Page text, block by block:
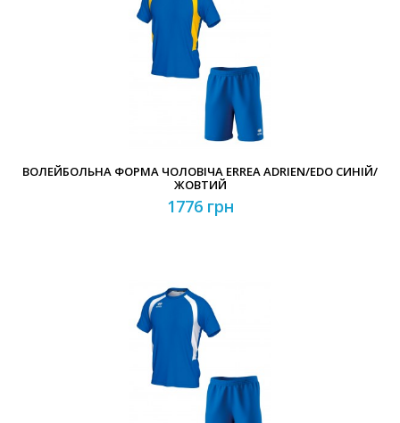
ВОЛЕЙБОЛЬНА ФОРМА ЧОЛОВІЧА ERREA ADRIEN/EDO СИНІЙ/
ЖОВТИЙ
1776 грн